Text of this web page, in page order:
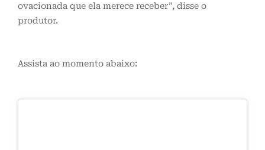
ovacionada que ela merece receber”, disse o
produtor.
Assista ao momento abaixo: